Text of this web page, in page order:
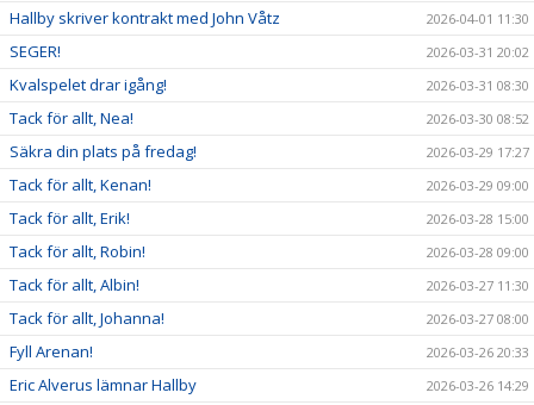
Hallby skriver kontrakt med John Våtz 2026-04-01 11:30
SEGER! 2026-03-31 20:02
Kvalspelet drar igång! 2026-03-31 08:30
Tack för allt, Nea! 2026-03-30 08:52
Säkra din plats på fredag! 2026-03-29 17:27
Tack för allt, Kenan! 2026-03-29 09:00
Tack för allt, Erik! 2026-03-28 15:00
Tack för allt, Robin! 2026-03-28 09:00
Tack för allt, Albin! 2026-03-27 11:30
Tack för allt, Johanna! 2026-03-27 08:00
Fyll Arenan! 2026-03-26 20:33
Eric Alverus lämnar Hallby 2026-03-26 14:29